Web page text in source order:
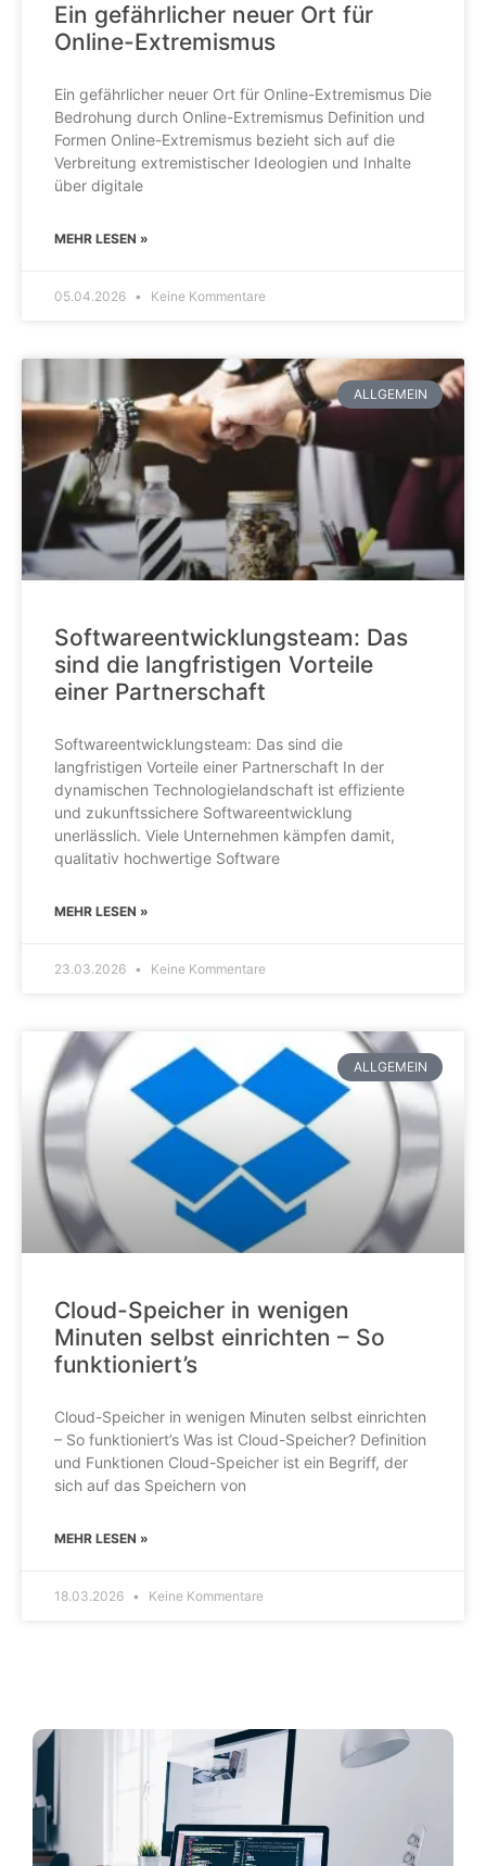
Ein gefährlicher neuer Ort für
Online-Extremismus
Ein gefährlicher neuer Ort für Online-Extremismus Die
Bedrohung durch Online-Extremismus Definition und
Formen Online-Extremismus bezieht sich auf die
Verbreitung extremistischer Ideologien und Inhalte
über digitale
MEHR LESEN »
05.04.2026 Keine Kommentare
ALLGEMEIN
Softwareentwicklungsteam: Das
sind die langfristigen Vorteile
einer Partnerschaft
Softwareentwicklungsteam: Das sind die
langfristigen Vorteile einer Partnerschaft In der
dynamischen Technologielandschaft ist effiziente
und zukunftssichere Softwareentwicklung
unerlässlich. Viele Unternehmen kämpfen damit,
qualitativ hochwertige Software
MEHR LESEN »
23.03.2026 Keine Kommentare
ALLGEMEIN
Cloud-Speicher in wenigen
Minuten selbst einrichten – So
funktioniert’s
Cloud-Speicher in wenigen Minuten selbst einrichten
– So funktioniert’s Was ist Cloud-Speicher? Definition
und Funktionen Cloud-Speicher ist ein Begriff, der
sich auf das Speichern von
MEHR LESEN »
18.03.2026 Keine Kommentare